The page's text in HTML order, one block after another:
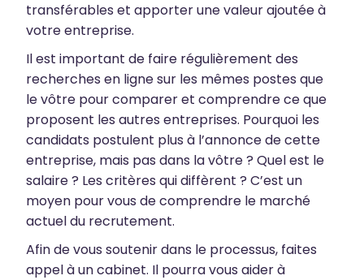
transférables et apporter une valeur ajoutée à
votre entreprise.
Il est important de faire régulièrement des
recherches en ligne sur les mêmes postes que
le vôtre pour comparer et comprendre ce que
proposent les autres entreprises. Pourquoi les
candidats postulent plus à l’annonce de cette
entreprise, mais pas dans la vôtre ? Quel est le
salaire ? Les critères qui diffèrent ? C’est un
moyen pour vous de comprendre le marché
actuel du recrutement.
Afin de vous soutenir dans le processus, faites
appel à un cabinet. Il pourra vous aider à